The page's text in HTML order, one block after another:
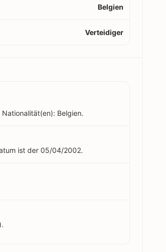
Belgien
Verteidiger
Belgien.
ist der 05/04/2002.